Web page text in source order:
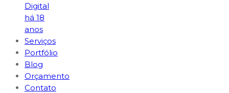
Digital
há 18
anos
Serviços
Portfólio
Blog
Orçamento
Contato